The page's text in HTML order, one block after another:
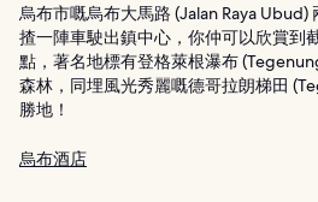
烏布市嘅烏布大馬路 (Jalan Raya Ubud)
揸一陣車駛出鎮中心，你仲可以欣賞到
點，著名地標有登格萊根瀑布
森林，同埋風光秀麗嘅德哥拉朗梯田
勝地！
烏布酒店